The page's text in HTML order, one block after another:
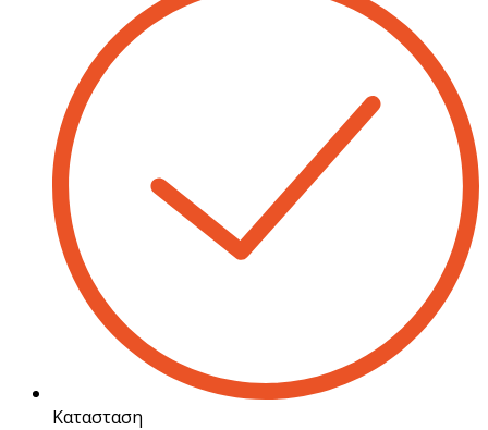
Κατασταση